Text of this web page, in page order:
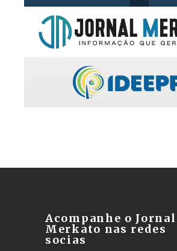
Acompanhe o Jornal
Merkato nas redes
socias